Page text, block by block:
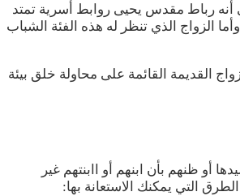
أنه رباط مقدس يحيى روابط أسرية تمتد
الزواج الذي تنظر له هذه الفئة الشباب
القديمة القائمة على محاولة خلق بيئة
أو ظنهم بأن ابنهم أو اابنتهم غير
التي يمكنك الاستعانة بها: